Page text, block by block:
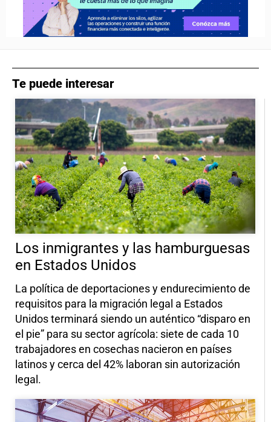
Te puede interesar
Los inmigrantes y las hamburguesas
en Estados Unidos
La política de deportaciones y endurecimiento de
requisitos para la migración legal a Estados
Unidos terminará siendo un auténtico “disparo en
el pie” para su sector agrícola: siete de cada 10
trabajadores en cosechas nacieron en países
latinos y cerca del 42% laboran sin autorización
legal.